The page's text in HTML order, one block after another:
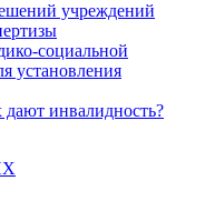
учреждений
социальной
установления
дают инвалидность?